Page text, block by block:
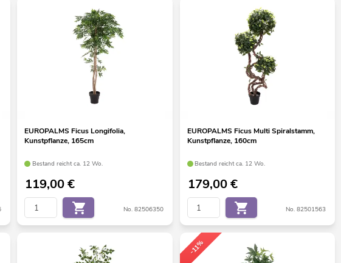
EUROPALMS Ficus Longifolia,
Kunstpflanze, 165cm
Bestand reicht ca. 12 Wo.
119,00€
No. 82506350
EUROPALMS Ficus Multi Spiralstamm,
Kunstpflanze, 160cm
Bestand reicht ca. 12 Wo.
179,00€
No. 82501563
-11%